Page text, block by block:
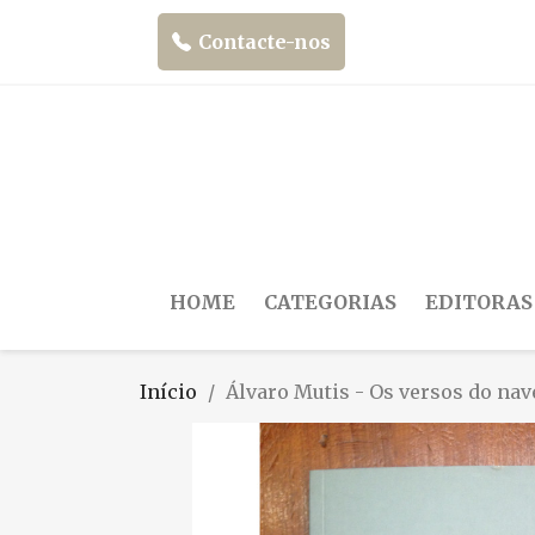
Contacte-nos
HOME CATEGORIAS EDITORAS
Início Álvaro Mutis - Os versos do